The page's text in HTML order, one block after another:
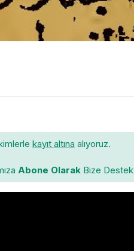
kayıt altına alıyoruz.
Abone Olarak Bize Destek